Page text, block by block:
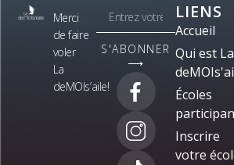
Merci
de faire
voler
La
deMOIs’aile!
S'ABONNER
⟶
LIENS
Accueil
Qui est La
Écoles
Inscrire
votre